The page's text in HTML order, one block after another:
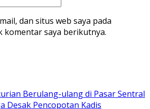
dan situs web saya pada
komentar saya berikutnya.